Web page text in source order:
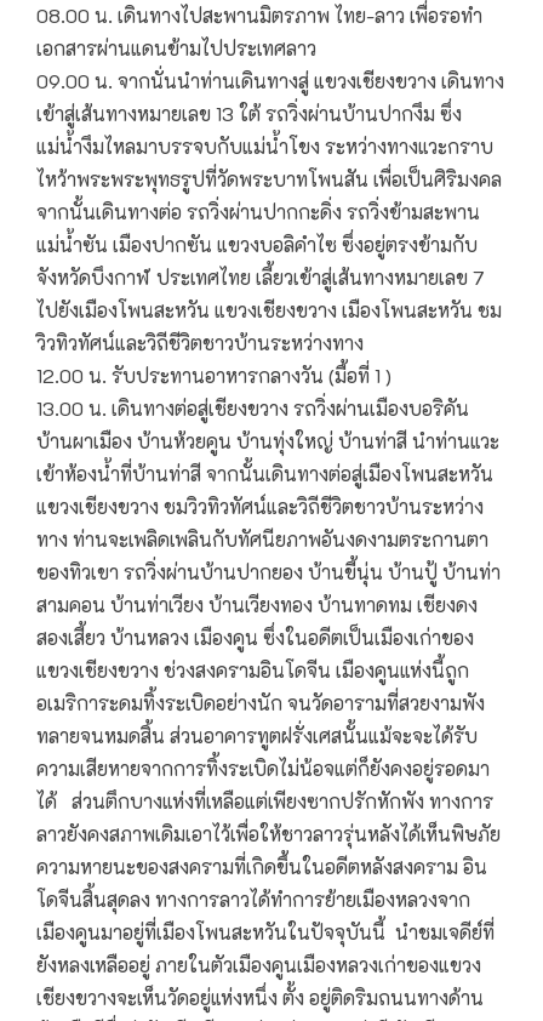
08.00 น. เดินทางไปสะพานมิตรภาพ ไทย-ลาว เพื่อรอทำ
เอกสารผ่านแดนข้ามไปประเทศลาว
09.00 น. จากนั่นนำท่านเดินทางสู่ แขวงเชียงขวาง เดินทาง
เข้าสู่เส้นทางหมายเลข 13 ใต้ รถวิ่งผ่านบ้านปากงึม ซึ่ง
แม่น้ำงึมไหลมาบรรจบกับแม่น้ำโขง ระหว่างทางแวะกราบ
ไหว้าพระพระพุทธรูปที่วัดพระบาทโพนสัน เพื่อเป็นศิริมงคล
จากนั้นเดินทางต่อ รถวิ่งผ่านปากกะดิ่ง รถวิ่งข้ามสะพาน
แม่น้ำซัน เมืองปากซัน แขวงบอลิคำไซ ซึ่งอยู่ตรงข้ามกับ
จังหวัดบึงกาฬ ประเทศไทย เลี้ยวเข้าสู่เส้นทางหมายเลข 7
ไปยังเมืองโพนสะหวัน แขวงเชียงขวาง เมืองโพนสะหวัน ชม
วิวทิวทัศน์และวิถีชีวิตชาวบ้านระหว่างทาง
12.00 น. รับประทานอาหารกลางวัน (มื้อที่ 1 )
13.00 น. เดินทางต่อสู่เชียงขวาง รถวิ่งผ่านเมืองบอริคัน
บ้านผาเมือง บ้านห้วยคูน บ้านทุ่งใหญ่ บ้านท่าสี นำท่านแวะ
เข้าห้องน้ำที่บ้านท่าสี จากนั้นเดินทางต่อสู่เมืองโพนสะหวัน
แขวงเชียงขวาง ชมวิวทิวทัศน์และวิถีชีวิตชาวบ้านระหว่าง
ทาง ท่านจะเพลิดเพลินกับทัศนียภาพอันงดงามตระกานตา
ของทิวเขา รถวิ่งผ่านบ้านปากยอง บ้านขี้นุ่น บ้านปู้ บ้านท่า
สามคอน บ้านท่าเวียง บ้านเวียงทอง บ้านทาดทม เชียงดง
สองเสี้ยว บ้านหลวง เมืองคูน ซึ่งในอดีตเป็นเมืองเก่าของ
แขวงเชียงขวาง ช่วงสงครามอินโดจีน เมืองคูนแห่งนี้ถูก
อเมริการะดมทิ้งระเบิดอย่างนัก จนวัดอารามที่สวยงามพัง
ทลายจนหมดสิ้น ส่วนอาคารทูตฝรั่งเศสนั้นแม้จะจะได้รับ
ความเสียหายจากการทิ้งระเบิดไม่น้อจแต่ก็ยังคงอยู่รอดมา
ได้ ส่วนตึกบางแห่งที่เหลือแต่เพียงซากปรักหักพัง ทางการ
ลาวยังคงสภาพเดิมเอาไว้เพื่อให้ชาวลาวรุ่นหลังได้เห็นพิษภัย
ความหายนะของสงครามที่เกิดขึ้นในอดีตหลังสงคราม อิน
โดจีนสิ้นสุดลง ทางการลาวได้ทำการย้ายเมืองหลวงจาก
เมืองคูนมาอยู่ที่เมืองโพนสะหวันในปัจจุบันนี้ นำชมเจดีย์ที่
ยังหลงเหลืออยู่ ภายในตัวเมืองคูนเมืองหลวงเก่าของแขวง
เชียงขวางจะเห็นวัดอยู่แห่งหนึ่ง ตั้ง อยู่ติดริมถนนทางด้าน